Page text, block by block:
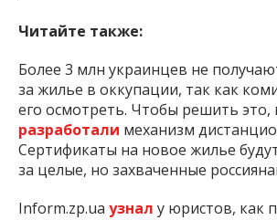
Читайте также:
Более 3 млн украинцев не
за жилье в оккупации, так как
его осмотреть. Чтобы решить это,
разработали механизм
Сертификаты на новое жилье
за целые, но захваченные
Inform.zp.ua узнал у юристов, как